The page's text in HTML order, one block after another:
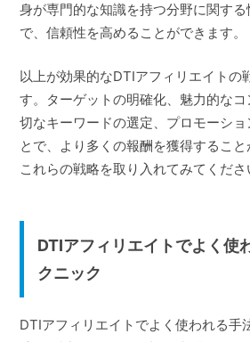
身が専門的な知識を持つ分野に関す
で、信頼性を高めることができます。
以上が効果的なDTIアフィリエイトの
す。ターゲットの明確化、魅力的な
切なキーワードの選定、プロモーショ
とで、より多くの報酬を獲得すること
これらの戦略を取り入れてみてくださ
DTIアフィリエイトでよく使
クニック
DTIアフィリエイトでよく使われる手